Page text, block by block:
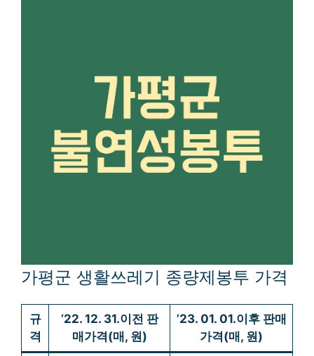
가평군 생활쓰레기 종량제봉투 가격
규
격
’22. 12. 31.이전 판
매가격(매, 원)
’23. 01. 01.이후 판매
가격(매, 원)